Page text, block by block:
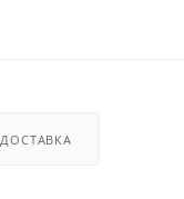
ДОСТАВКА